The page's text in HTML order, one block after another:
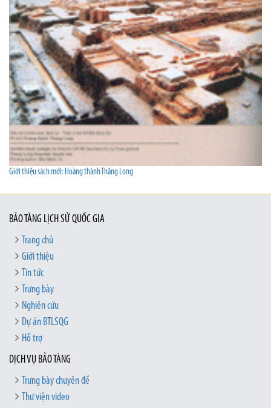
Giới thiệu sách mới: Hoàng thành Thăng Long
BẢO TÀNG LỊCH SỬ QUỐC GIA
Trang chủ
Giới thiệu
Tin tức
Trưng bày
Nghiên cứu
Dự án BTLSQG
Hỗ trợ
DỊCH VỤ BẢO TÀNG
Trưng bày chuyên đề
Thư viện video